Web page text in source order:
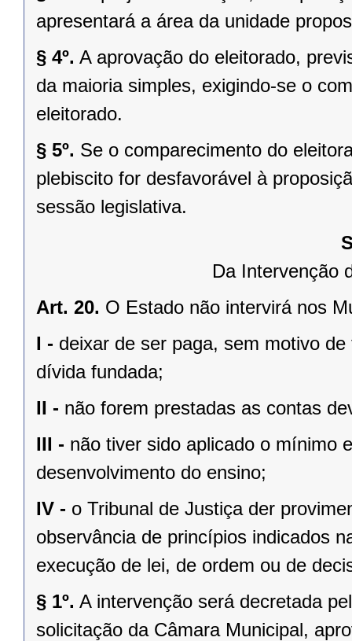
apresentará a área da unidade
§ 4º. A aprovação do eleitorado,
da maioria simples, exigindo-se o
eleitorado.
§ 5º. Se o comparecimento do
plebiscito for desfavorável à
sessão legislativa.
Da Intervenção
Art. 20. O Estado não intervirá nos
I - deixar de ser paga, sem motivo
dívida fundada;
II - não forem prestadas as contas
III - não tiver sido aplicado o mínimo
desenvolvimento do ensino;
IV - o Tribunal de Justiça der
observância de princípios indicados
execução de lei, de ordem ou de
§ 1º. A intervenção será decretada
solicitação da Câmara Municipal,